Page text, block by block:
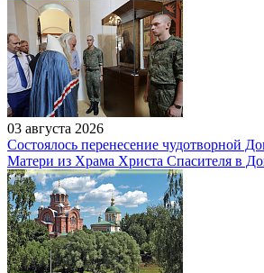
03 августа 2026
Состоялось перенесение чудотворной
Матери из Храма Христа Спасителя в